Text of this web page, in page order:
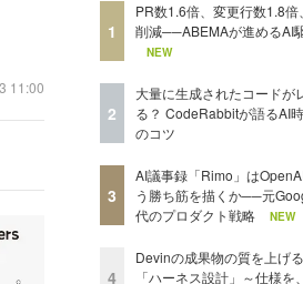
11:00
1
PR数1.6倍、変更行数1.8
削減──ABEMAが進めるAI
NEW
2
大量に生成されたコードが
る？ CodeRabbitが語るAI
のコツ
3
AI議事録「Rimo」は
う勝ち筋を描くか──元
代のプロダクト戦略
NEW
4
Devinの成果物の質を上げ
「ハーネス設計」～仕様